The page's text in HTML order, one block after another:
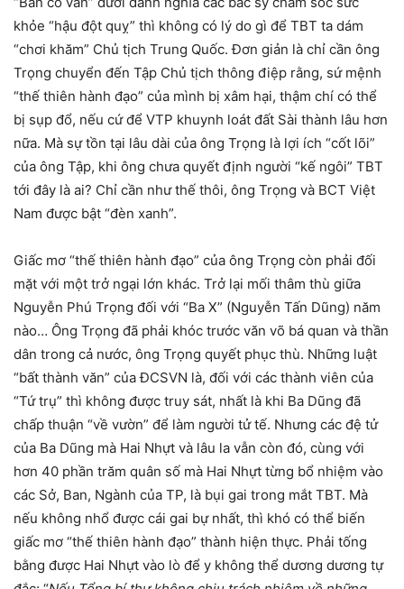
khỏe “hậu đột quỵ” thì không có lý do gì để TBT ta dám
“chơi khăm” Chủ tịch Trung Quốc. Đơn giản là chỉ cần ông
Trọng chuyển đến Tập Chủ tịch thông điệp rằng, sứ mệnh
“thế thiên hành đạo” của mình bị xâm hại, thậm chí có thể
bị sụp đổ, nếu cứ để VTP khuynh loát đất Sài thành lâu hơn
nữa. Mà sự tồn tại lâu dài của ông Trọng là lợi ích “cốt lõi”
của ông Tập, khi ông chưa quyết định người “kế ngôi” TBT
tới đây là ai? Chỉ cần như thế thôi, ông Trọng và BCT Việt
Nam được bật “đèn xanh”.
Giấc mơ “thế thiên hành đạo” của ông Trọng còn phải đối
mặt với một trở ngại lớn khác. Trở lại mối thâm thù giữa
Nguyễn Phú Trọng đối với “Ba X” (Nguyễn Tấn Dũng) năm
nào… Ông Trọng đã phải khóc trước văn võ bá quan và thần
dân trong cả nước, ông Trọng quyết phục thù. Những luật
“bất thành văn” của ĐCSVN là, đối với các thành viên của
“Tứ trụ” thì không được truy sát, nhất là khi Ba Dũng đã
chấp thuận “về vườn” để làm người tử tế. Nhưng các đệ tử
của Ba Dũng mà Hai Nhựt và lâu la vẫn còn đó, cùng với
hơn 40 phần trăm quân số mà Hai Nhựt từng bổ nhiệm vào
các Sở, Ban, Ngành của TP, là bụi gai trong mắt TBT. Mà
nếu không nhổ được cái gai bự nhất, thì khó có thể biến
giấc mơ “thế thiên hành đạo” thành hiện thực. Phải tống
bằng được Hai Nhựt vào lò để y không thể dương dương tự